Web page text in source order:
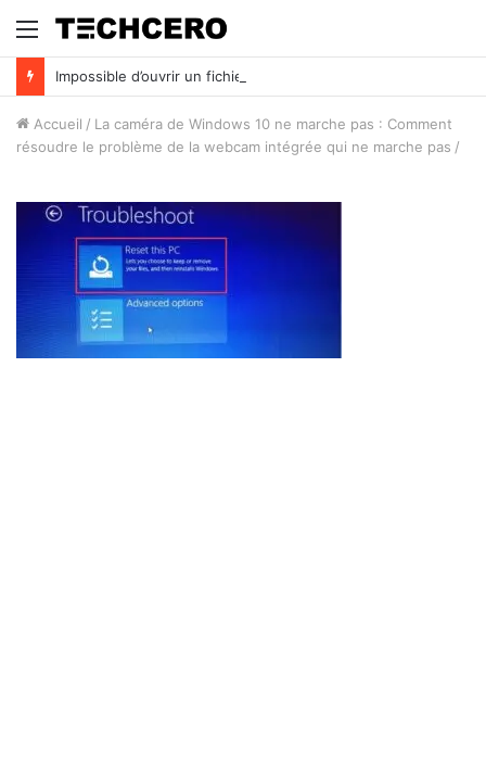
Menu
Impossible d’ouvrir un fichier Excel ? Voici 7 solutions !
Accueil / La caméra de Windows 10 ne marche pas : Comment
résoudre le problème de la webcam intégrée qui ne marche pas /